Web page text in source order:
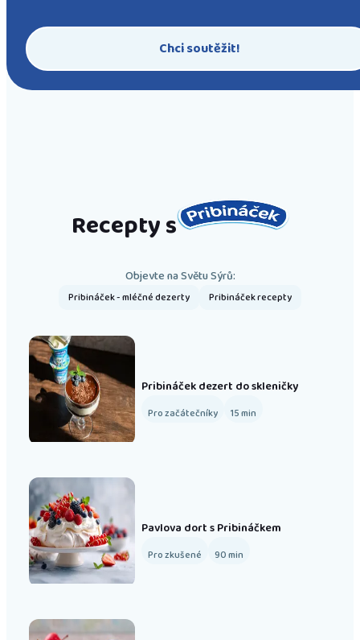
Chci soutěžit!
Recepty s
Objevte na Světu Sýrů:
Pribináček - mléčné dezerty Pribináček recepty
Pribináček dezert do skleničky
Pro začátečníky 15min
Pavlova dort s Pribináčkem
Pro zkušené 90min